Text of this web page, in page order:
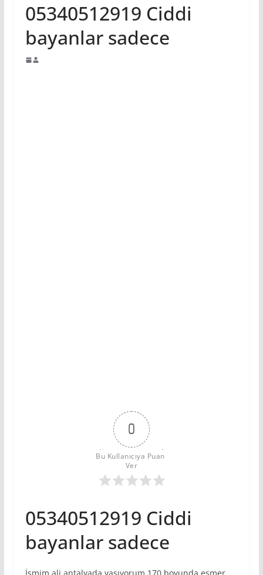
05340512919 Ciddi
bayanlar sadece
0
Bu Kullanıcıya Puan
Ver
05340512919 Ciddi
bayanlar sadece
İsmim ali antalyada yasıyorum 170 boyunda esmer